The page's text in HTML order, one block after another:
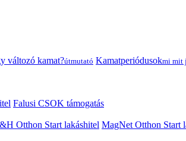
változó kamat?útmutató Kamatperiódusokmi mit
Falusi CSOK támogatás
Otthon Start lakáshitel MagNet Otthon Start